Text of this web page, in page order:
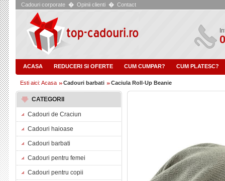
Cadouri corporate � Opinii clienti � Contact
ACASA REDUCERI SI OFERTE CUM CUMPAR? CUM PLATESC?
Esti aici: Acasa Cadouri barbati Caciula Roll-Up Beanie
CATEGORII
Cadouri de Craciun
Cadouri haioase
Cadouri barbati
Cadouri pentru femei
Cadouri pentru copii